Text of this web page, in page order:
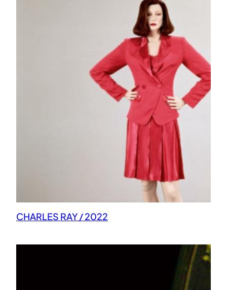
CHARLES RAY / 2022